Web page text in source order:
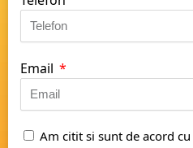
Email
Am citit si sunt de acord cu